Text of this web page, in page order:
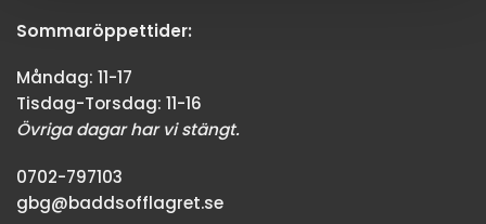
Sommaröppettider:
Måndag: 11-17
Tisdag-Torsdag: 11-16
Övriga dagar har vi stängt.
0702-797103
gbg@baddsofflagret.se